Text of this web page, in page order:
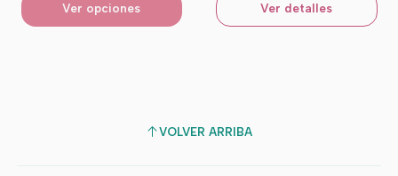
Ver opciones Ver detalles
VOLVER ARRIBA